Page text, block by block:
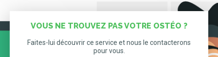
VOUS NE TROUVEZ PAS VOTRE OSTÉO ?
Faites-lui découvrir ce service et nous le contacterons
pour vous.